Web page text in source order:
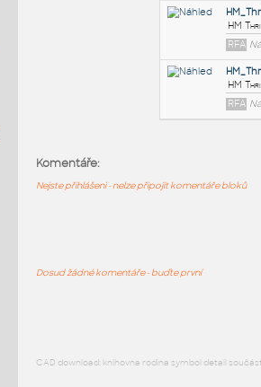
Komentáře:
Nejste přihlášeni - nelze připojit komentáře bloků
Dosud žádné komentáře - buďte první
CAD download: knihovna rodina symbol detail